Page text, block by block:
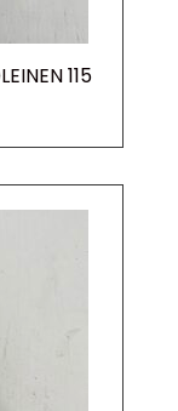
115